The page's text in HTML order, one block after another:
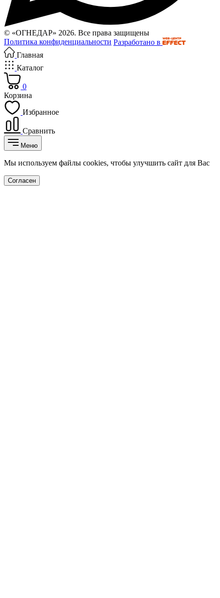
© «ОГНЕДАР» 2026. Все права защищены
Политика конфиденциальности Разработано в
Главная
Каталог
0
Корзина
Избранное
Сравнить
Меню
Мы используем файлы cookies, чтобы улучшить сайт для Вас
Согласен